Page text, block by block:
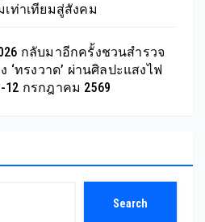
ท่าเทียมสู่สังคม
กลับมาอีกครั้งชวนสำรวจ
‘ทรงวาด’ ผ่านศิลปะแสงไฟ
12 กรกฎาคม 2569
Search